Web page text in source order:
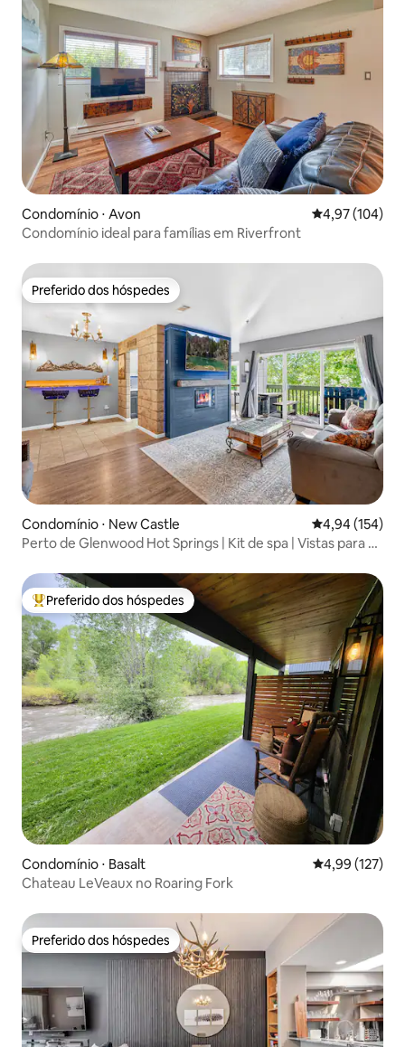
Condomínio ⋅ Avon 4,97 de uma
4,97 (104)
Condomínio ideal para famílias em Riverfront
Preferido dos hóspedes
Preferido dos hóspedes
Condomínio ⋅ New Castle 4,94 de uma
4,94 (154)
Perto de Glenwood Hot Springs | Kit de spa | Vistas para as
Entre os melhores preferidos dos hóspedes
Preferido dos hóspedes
Condomínio ⋅ Basalt 4,99 de uma
4,99 (127)
Chateau LeVeaux no Roaring Fork
Preferido dos hóspedes
Preferido dos hóspedes